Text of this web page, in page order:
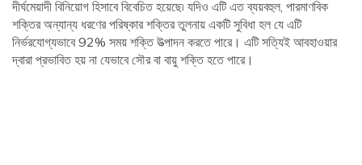
দীর্ঘমেয়াদী বিনিয়োগ হিসাবে বিবেচিত হয়েছে৷ যদিও এটি এত ব্যয়বহুল, পারমাণবিক
শক্তির অন্যান্য ধরণের পরিষ্কার শক্তির তুলনায় একটি সুবিধা হল যে এটি
নির্ভরযোগ্যভাবে 92% সময় শক্তি উত্পাদন করতে পারে। এটি সত্যিই আবহাওয়ার
দ্বারা প্রভাবিত হয় না যেভাবে সৌর বা বায়ু শক্তি হতে পারে।